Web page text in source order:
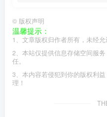
© 版权声明
温馨提示：
1、文章版权归作者所有，未经允
2、本站仅提供信息存储空间服
任。
3、本内容若侵犯到你的版权利
理！